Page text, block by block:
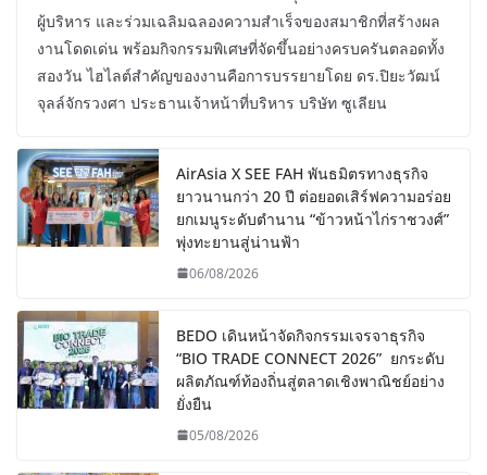
ผู้บริหาร และร่วมเฉลิมฉลองความสำเร็จของสมาชิกที่สร้างผล
งานโดดเด่น พร้อมกิจกรรมพิเศษที่จัดขึ้นอย่างครบครันตลอดทั้ง
สองวัน ไฮไลต์สำคัญของงานคือการบรรยายโดย ดร.ปิยะวัฒน์
จุลล์จักรวงศา ประธานเจ้าหน้าที่บริหาร บริษัท ซูเลียน
AirAsia X SEE FAH พันธมิตรทางธุรกิจ
ยาวนานกว่า 20 ปี ต่อยอดเสิร์ฟความอร่อย
ยกเมนูระดับตำนาน “ข้าวหน้าไก่ราชวงศ์”
พุ่งทะยานสู่น่านฟ้า
06/08/2026
BEDO เดินหน้าจัดกิจกรรมเจรจาธุรกิจ
“BIO TRADE CONNECT 2026” ยกระดับ
ผลิตภัณฑ์ท้องถิ่นสู่ตลาดเชิงพาณิชย์อย่าง
ยั่งยืน
05/08/2026